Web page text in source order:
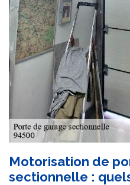
Motorisation de
sectionnelle :